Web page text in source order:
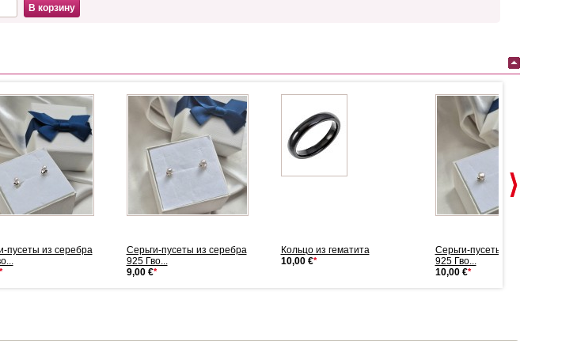
В корзину
пусеты из серебра
Серьги-пусеты из серебра
925 Гво...
9,00 €*
Кольцо из гематита
10,00 €*
Серьги-пусеты из серебра
925 Гво...
10,00 €*